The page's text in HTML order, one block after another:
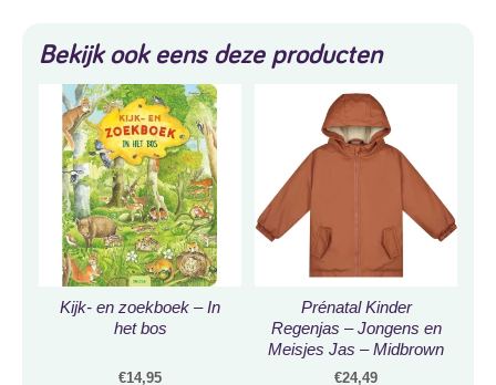
Bekijk ook eens deze producten
Kijk- en zoekboek – In
het bos
€14,95
Prénatal Kinder
Regenjas – Jongens en
Meisjes Jas – Midbrown
– Maat 86
€24,49